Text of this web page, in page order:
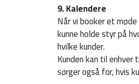
9. Kalendere
Når vi booker et
kunne holde styr på
hvilke kunder.
Kunden kan til
sørger også for, hvis